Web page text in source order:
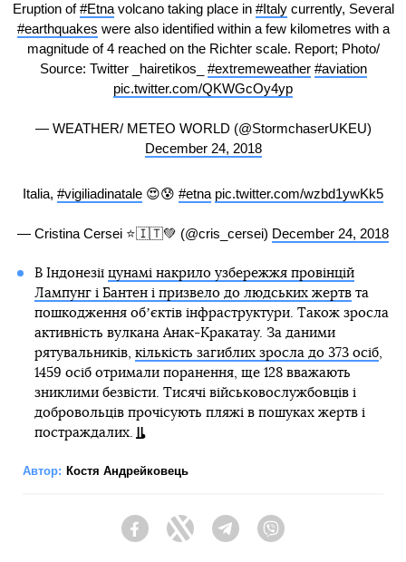
Eruption of#Etnavolcano taking place in #Italycurrently, Several
#earthquakes were also identified within a few kilometres with a
magnitude of 4 reached on the Richter scale. Report; Photo/
Source: Twitter _hairetikos_ #extremeweather #aviation
pic.twitter.com/QKWGcOy4yp
— WEATHER/ METEO WORLD (@StormchaserUKEU)
December 24, 2018
Italia, #vigiliadinatale 😍😰 #etna pic.twitter.com/wzbd1ywKk5
— Cristina Cersei ⭐️🇮🇹💚 (@cris_cersei) December 24, 2018
В Індонезії цунамі накрило узбережжя провінцій
Лампунг і Бантен і призвело до людських жертвта
пошкодження обʼєктів інфраструктури. Також зросла
активність вулкана Анак-Кракатау. За даними
рятувальників, кількість загиблих зросла до 373 осіб,
1459 осіб отримали поранення, ще 128 вважають
зниклими безвісти. Тисячі військовослужбовців і
добровольців прочісують пляжі в пошуках жертв і
постраждалих.
Автор: Костя Андрейковець
FacebookTwitter Telegram